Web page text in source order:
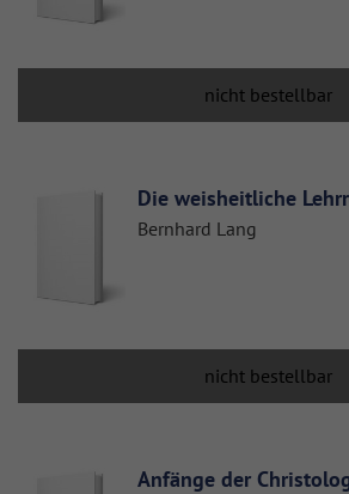
nicht bestellbar
Die weisheitliche
Bernhard Lang
nicht bestellbar
Anfänge der